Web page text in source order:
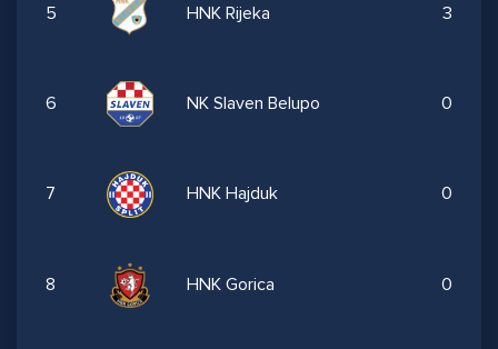
5 HNK Rijeka 3
6 NK Slaven Belupo 0
7 HNK Hajduk 0
8 HNK Gorica 0